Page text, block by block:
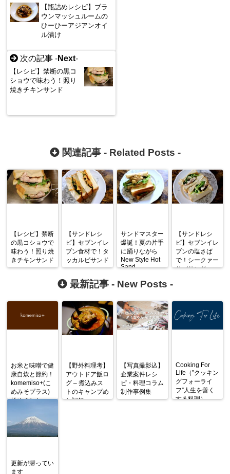
【瓶詰めレシピ】ブラ
ウンマッシュルームの
ひーひーアジアンオイ
ル漬け
次の記事 -Next-
【レシピ】禁断の黒コ
ショウで味わう！照り
焼きチキンサンド
関連記事 - Related Posts -
【レシピ】禁断
の黒コショウで
味わう！照り焼
きチキンサンド
【サンドレシ
ピ】セブンイレ
ブン食材で！タ
ッカルビサンド
サンドマスター
爆誕！夏の片手
に踊りながら
New Style Hot
Sand
【サンドレシ
ピ】セブンイレ
ブンの塩さば
で！シークァー
サバサンド
最新記事 - New Posts -
お米と味噌で健
康自炊と節約！
komemiso+(こ
めみそプラス)
始めました
【野外料理考】
アウトドア飯ロ
グ – 煮込みス
トのキャンプめ
し記録
【写真撮影込】
企業案件レシ
ピ・料理コラム
制作事例集
Cooking For
Life（”クッキン
グフォーライ
フ”人生を善く
する料理）
更新が滞ってい
ます